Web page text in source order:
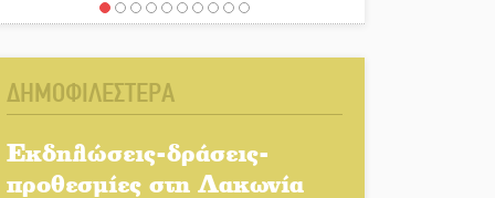
Τα ζάρια παίρνουν «φωτιά»
Αυθεντικό γλέντι με «Γιορτή
Βραστού» στη Σοχά
ΔΗΜΟΦΙΛΕΣΤΕΡΑ
Εκδηλώσεις-δράσεις-
προθεσμίες στη Λακωνία